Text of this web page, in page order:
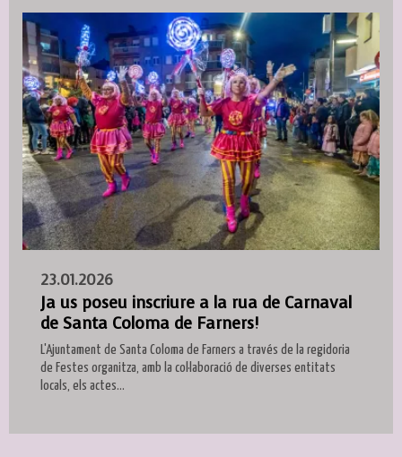
23.01.2026
Ja us poseu inscriure a la rua de Carnaval
de Santa Coloma de Farners!
L'Ajuntament de Santa Coloma de Farners a través de la regidoria
de Festes organitza, amb la col·laboració de diverses entitats
locals, els actes...